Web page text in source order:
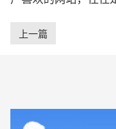
上一篇